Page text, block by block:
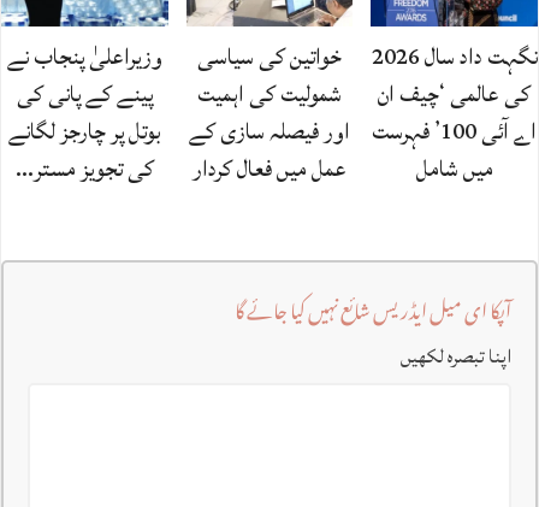
نگہت داد سال 2026
کی عالمی ‘چیف ان
اے آئی 100’ فہرست
میں شامل
خواتین کی سیاسی
شمولیت کی اہمیت
اور فیصلہ سازی کے
عمل میں فعال کردار
وزیراعلیٰ پنجاب نے
پینے کے پانی کی
بوتل پر چارجز لگانے
کی تجویز مستر…
آپکا ای میل ایڈریس شائع نہیں کیا جائے گا
اپنا تبصرہ لکھیں